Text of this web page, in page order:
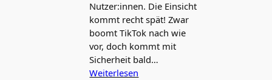
Nutzer:innen. Die Einsicht
kommt recht spät! Zwar
boomt TikTok nach wie
vor, doch kommt mit
Sicherheit bald…
Weiterlesen